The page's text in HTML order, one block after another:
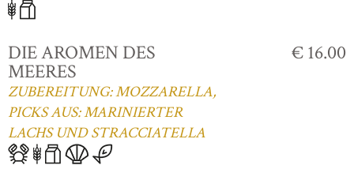
DIE AROMEN DES
MEERES
ZUBEREITUNG: MOZZARELLA,
PICKS AUS: MARINIERTER
LACHS UND STRACCIATELLA
€ 16.00